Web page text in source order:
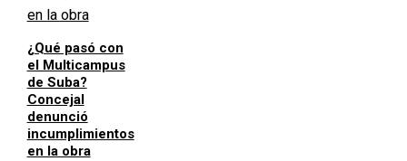
¿Qué pasó con
el Multicampus
de Suba?
Concejal
denunció
incumplimientos
en la obra